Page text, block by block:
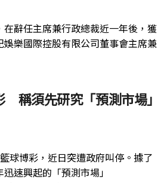
辭任主席兼行政總裁近一年後，獲
樂國際控股有限公司董事會主席兼
稱須先研究「預測市場」
球博彩，近日突遭政府叫停。據了
速興起的「預測市場」